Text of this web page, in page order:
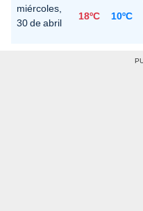
miércoles,
30 de abril
18ºC 10ºC